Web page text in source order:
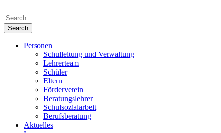
Personen
Schulleitung und Verwaltung
Lehrerteam
Schüler
Eltern
Förderverein
Beratungslehrer
Schulsozialarbeit
Berufsberatung
Aktuelles